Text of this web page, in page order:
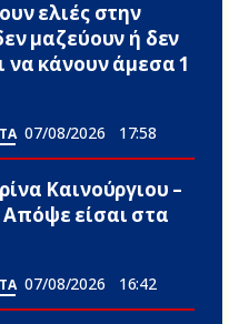
ελιές στην
μαζεύουν ή δεν
να κάνουν άμεσα 1
07/08/2026 17:58
Καινούργιου –
είσαι στα
07/08/2026 16:42